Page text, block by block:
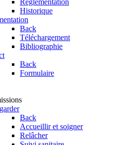
Réglementation
Historique
Back
Téléchargement
Bibliographie
Back
Formulaire
Back
Accueillir et soigner
Relâcher